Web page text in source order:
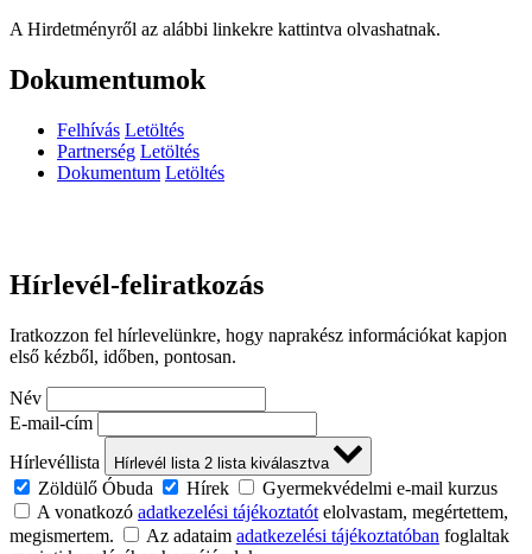
A Hirdetményről az alábbi linkekre kattintva olvashatnak.
Dokumentumok
Felhívás Letöltés
Partnerség Letöltés
Dokumentum Letöltés
Hírlevél-feliratkozás
Iratkozzon fel hírlevelünkre, hogy naprakész információkat kapjon
első kézből, időben, pontosan.
Név
E-mail-cím
Hírlevéllista
Hírlevél lista 2 lista kiválasztva
Zöldülő Óbuda Hírek
Gyermekvédelmi e-mail kurzus
A vonatkozó adatkezelési tájékoztatót elolvastam, megértettem,
megismertem.
Az adataim adatkezelési tájékoztatóban foglaltak